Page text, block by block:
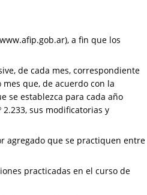
a fin que los
de cada mes, correspondiente
que, de acuerdo con la
se establezca para cada año
sus modificatorias y
agregado que se practiquen entre
practicadas en el curso de